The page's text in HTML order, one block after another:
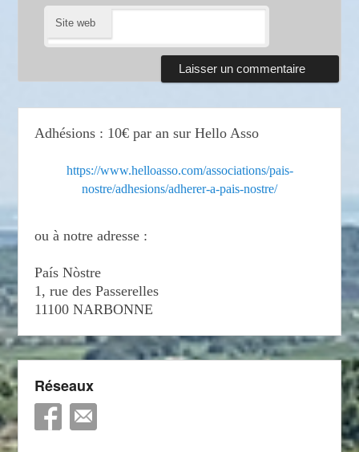
Site web
Adhésions : 10€ par an sur Hello Asso
https://www.helloasso.com/associations/pais-
nostre/adhesions/adherer-a-pais-nostre/
ou à notre adresse :
País Nòstre
1, rue des Passerelles
11100 NARBONNE
Réseaux